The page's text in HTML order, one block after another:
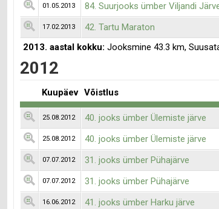
01.05.2013 84. Suurjooks ümber Viljandi
17.02.2013 42. Tartu Maraton
2013. aastal kokku: Jooksmine 43.3 km,
2012
Kuupäev Võistlus
25.08.2012 40. jooks ümber Ülemiste järve
25.08.2012 40. jooks ümber Ülemiste järve
07.07.2012 31. jooks ümber Pühajärve
07.07.2012 31. jooks ümber Pühajärve
16.06.2012 41. jooks ümber Harku järve